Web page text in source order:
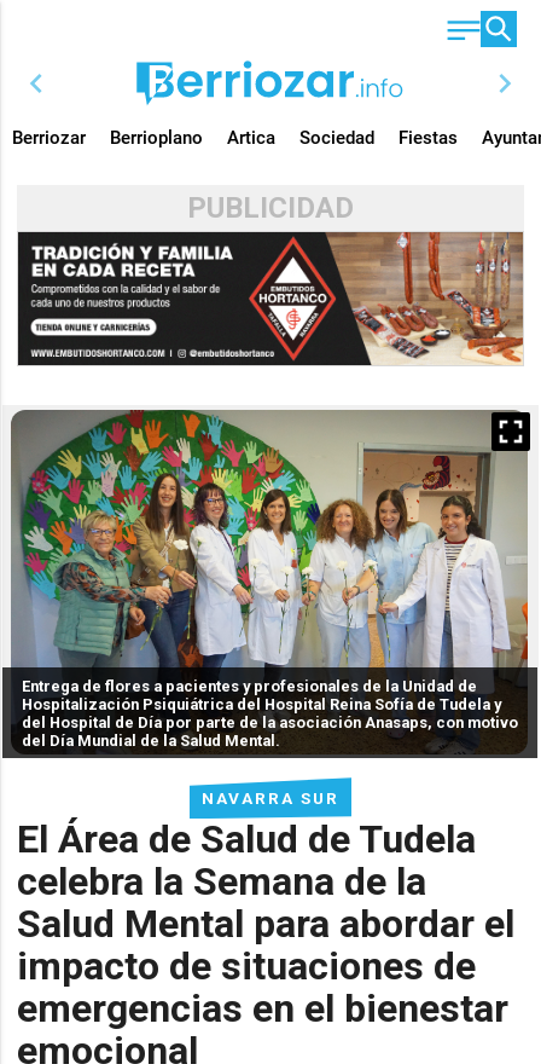
chevron_left chevron_right
Berriozar Berrioplano Artica Sociedad Fiestas
PUBLICIDAD
NAVARRA SUR
El Área de Salud de Tudela
celebra la Semana de la
Salud Mental para abordar el
impacto de situaciones de
emergencias en el bienestar
emocional
Entrega de flores a pacientes y profesionales de la Unidad de
Hospitalización Psiquiátrica del Hospital Reina Sofía de Tudela y
del Hospital de Día por parte de la asociación Anasaps, con motivo
del Día Mundial de la Salud Mental.